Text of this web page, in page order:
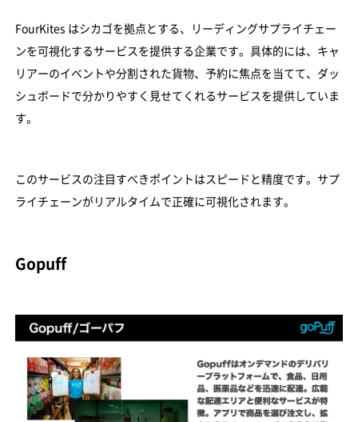
FourKites はシカゴを拠点とする、リーディングサプライチェー
ンを可視化するサービスを提供する企業です。具体的には、キャ
リアーのイベントや分割された貨物、予約に焦点を当てて、ダッ
シュボードで分かりやすく見せてくれるサービスを提供していま
す。
このサービスの注目すべきポイントはスピードと精度です。サプ
ライチェーンがリアルタイムで正確に可視化されます。
Gopuff